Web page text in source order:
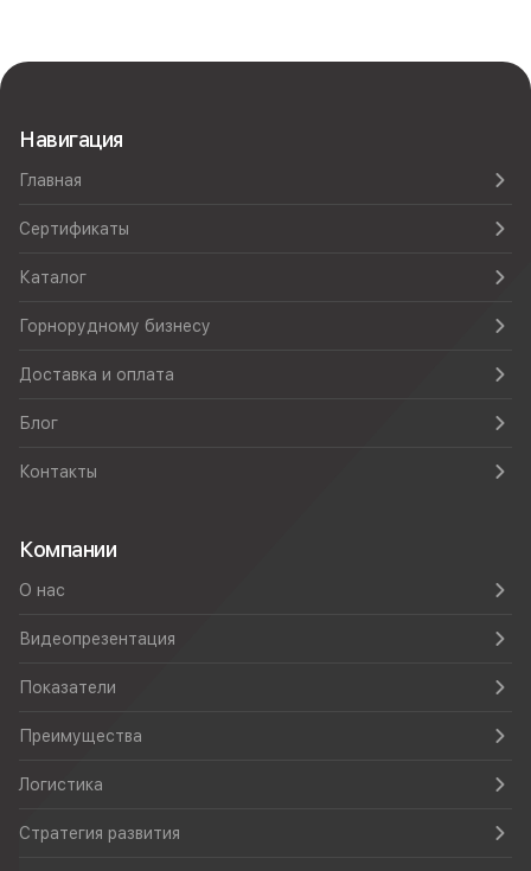
Навигация
Главная
Сертификаты
Каталог
Горнорудному бизнесу
Доставка и оплата
Блог
Контакты
Компании
О нас
Видеопрезентация
Показатели
Преимущества
Логистика
Стратегия развития